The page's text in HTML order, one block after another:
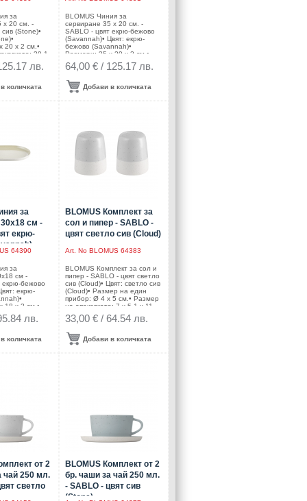
за
х 20 см. -
(Stone)•
20 х 2 см.•
39,1
за
лв.
количката
BLOMUS Чиния за
сервиране 35 х 20 см. -
SABLO - цвят екрю-бежово
(Savannah)• Цвят: екрю-
бежово (Savannah)•
Размери: 35 х 20 х 2 см.•
Размер на опаковката: 39,1
х 24,6 х 6,2 см.•
Подходящи за микровълнова
фурна• Подходящи за
64,00 € / 125.17 лв.
Добави в количката
за
см -
екрю-
64390
за
см -
екрю-бежово
екрю-
18 х 2 см.•
36,4
микровълнова
за
лв.
количката
BLOMUS Комплект за
сол и пипер - SABLO -
цвят светло сив (Cloud)
Art. No BLOMUS 64383
BLOMUS Комплект за сол и
пипер - SABLO - цвят светло
сив (Cloud)• Цвят: светло сив
(Cloud)• Размер на един
прибор: Ø 4 х 5 см.• Размер
на опаковката: 7 х 5,1 х 11
см.• Материал: керамика•
Подходящи за микровълнова
съдомиялна
машинаПроизводител:
33,00 € / 64.54 лв.
Добави в количката
от 2
чай 250 мл.
светло
BLOMUS Комплект от 2
бр. чаши за чай 250 мл.
- SABLO - цвят сив
(Stone)